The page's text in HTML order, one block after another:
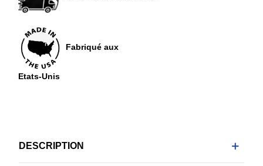
Fabriqué aux
Etats-Unis
DESCRIPTION